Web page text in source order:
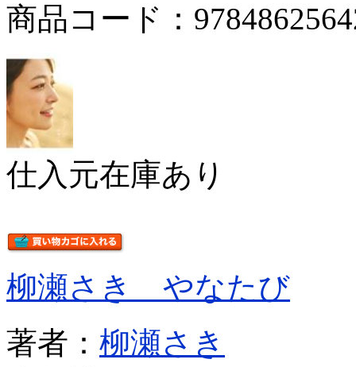
商品コード：
仕入元在庫あり
柳瀬さき やなたび
著者： 柳瀬さき